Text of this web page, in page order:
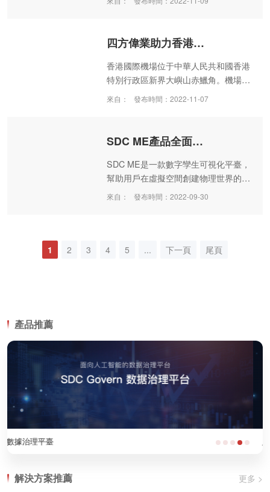
四方偉業助力香港國際機場智能化運營
香港國際機場位于中華人民共和國香港
特別行政區新界大嶼山赤鱲角。機場距
香港市區34千米，占地12.55平方公
里，于1998年7月6日啟用。全球超過
其客運量位居全球第5位，貨運量連續
18年全球第1位，一直是東亞及東南亞
國際客運及貨運的航空樞紐。機場每天
提供逾1100班航班，在每年客運量逾
場協會推選為全球最佳。
來自： 發布時間：2022-11-07
SDC ME產品全面升級
SDC ME是一款數字孿生可視化平臺，
幫助用戶在虛擬空間創建物理世界的數
字映射，并借助數據、算法等手段，實
來自： 發布時間：2022-09-30
1 2 3 4 5 ... 下一頁 尾頁
產品推薦
人工智能軟件
解決方案推薦 更多 >